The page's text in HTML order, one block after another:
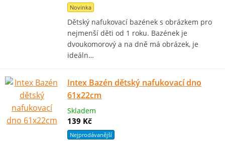
Novinka
Dětský nafukovací bazének s obrázkem pro
nejmenší děti od 1 roku. Bazének je
dvoukomorový a na dně má obrázek, je
ideáln…
Intex Bazén dětský nafukovací dno
61x22cm
Skladem
139 Kč
Nejprodávanější